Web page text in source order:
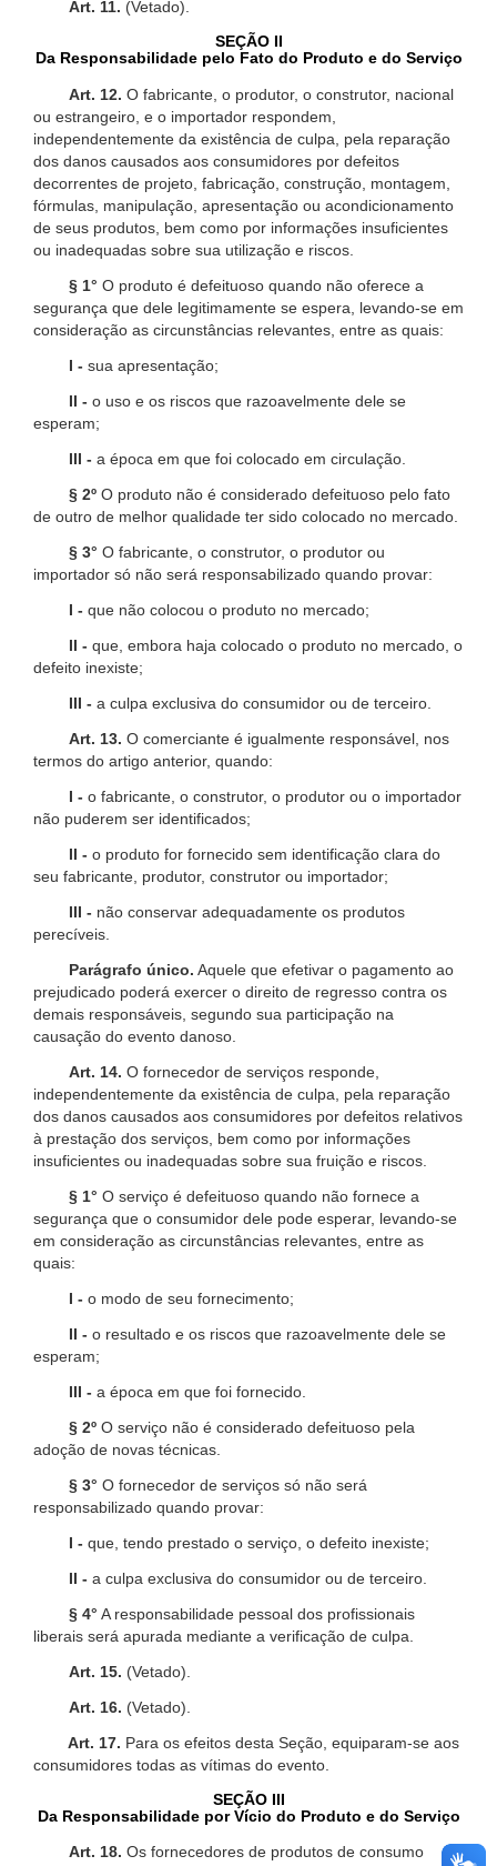
Art. 11. (Vetado).
SEÇÃO II
Da Responsabilidade pelo Fato do Produto e do Serviço
Art. 12. O fabricante, o produtor, o construtor, nacional
ou estrangeiro, e o importador respondem,
independentemente da existência de culpa, pela reparação
dos danos causados aos consumidores por defeitos
decorrentes de projeto, fabricação, construção, montagem,
fórmulas, manipulação, apresentação ou acondicionamento
de seus produtos, bem como por informações insuficientes
ou inadequadas sobre sua utilização e riscos.
§ 1° O produto é defeituoso quando não oferece a
segurança que dele legitimamente se espera, levando-se em
consideração as circunstâncias relevantes, entre as quais:
I - sua apresentação;
II - o uso e os riscos que razoavelmente dele se
esperam;
III - a época em que foi colocado em circulação.
§ 2º O produto não é considerado defeituoso pelo fato
de outro de melhor qualidade ter sido colocado no mercado.
§ 3° O fabricante, o construtor, o produtor ou
importador só não será responsabilizado quando provar:
I - que não colocou o produto no mercado;
II - que, embora haja colocado o produto no mercado, o
defeito inexiste;
III - a culpa exclusiva do consumidor ou de terceiro.
Art. 13. O comerciante é igualmente responsável, nos
termos do artigo anterior, quando:
I - o fabricante, o construtor, o produtor ou o importador
não puderem ser identificados;
II - o produto for fornecido sem identificação clara do
seu fabricante, produtor, construtor ou importador;
III - não conservar adequadamente os produtos
perecíveis.
Parágrafo único. Aquele que efetivar o pagamento ao
prejudicado poderá exercer o direito de regresso contra os
demais responsáveis, segundo sua participação na
causação do evento danoso.
Art. 14. O fornecedor de serviços responde,
independentemente da existência de culpa, pela reparação
dos danos causados aos consumidores por defeitos relativos
à prestação dos serviços, bem como por informações
insuficientes ou inadequadas sobre sua fruição e riscos.
§ 1° O serviço é defeituoso quando não fornece a
segurança que o consumidor dele pode esperar, levando-se
em consideração as circunstâncias relevantes, entre as
quais:
I - o modo de seu fornecimento;
II - o resultado e os riscos que razoavelmente dele se
esperam;
III - a época em que foi fornecido.
§ 2º O serviço não é considerado defeituoso pela
adoção de novas técnicas.
§ 3° O fornecedor de serviços só não será
responsabilizado quando provar:
I - que, tendo prestado o serviço, o defeito inexiste;
II - a culpa exclusiva do consumidor ou de terceiro.
§ 4° A responsabilidade pessoal dos profissionais
liberais será apurada mediante a verificação de culpa.
Art. 15. (Vetado).
Art. 16. (Vetado).
Art. 17. Para os efeitos desta Seção, equiparam-se aos
consumidores todas as vítimas do evento.
SEÇÃO III
Da Responsabilidade por Vício do Produto e do Serviço
Art. 18. Os fornecedores de produtos de consumo